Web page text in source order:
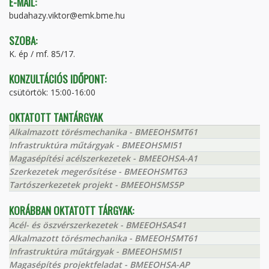
budahazy.viktor@emk.bme.hu
SZOBA:
K. ép / mf. 85/17.
KONZULTÁCIÓS IDŐPONT:
csütörtök: 15:00-16:00
OKTATOTT TANTÁRGYAK
Alkalmazott törésmechanika - BMEEOHSMT61
Infrastruktúra műtárgyak - BMEEOHSMI51
Magasépítési acélszerkezetek - BMEEOHSA-A1
Szerkezetek megerősítése - BMEEOHSMT63
Tartószerkezetek projekt - BMEEOHSMS5P
KORÁBBAN OKTATOTT TÁRGYAK:
Acél- és öszvérszerkezetek - BMEEOHSAS41
Alkalmazott törésmechanika - BMEEOHSMT61
Infrastruktúra műtárgyak - BMEEOHSMI51
Magasépítés projektfeladat - BMEEOHSA-AP